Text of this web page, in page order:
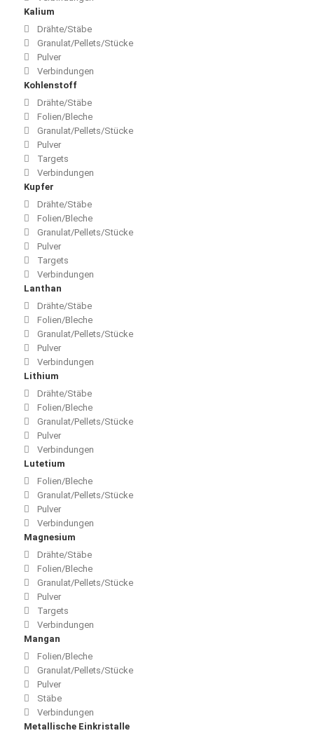
Kalium
Drähte/Stäbe
Granulat/Pellets/Stücke
Pulver
Verbindungen
Kohlenstoff
Drähte/Stäbe
Folien/Bleche
Granulat/Pellets/Stücke
Pulver
Targets
Verbindungen
Kupfer
Drähte/Stäbe
Folien/Bleche
Granulat/Pellets/Stücke
Pulver
Targets
Verbindungen
Lanthan
Drähte/Stäbe
Folien/Bleche
Granulat/Pellets/Stücke
Pulver
Verbindungen
Lithium
Drähte/Stäbe
Folien/Bleche
Granulat/Pellets/Stücke
Pulver
Verbindungen
Lutetium
Folien/Bleche
Granulat/Pellets/Stücke
Pulver
Verbindungen
Magnesium
Drähte/Stäbe
Folien/Bleche
Granulat/Pellets/Stücke
Pulver
Targets
Verbindungen
Mangan
Folien/Bleche
Granulat/Pellets/Stücke
Pulver
Stäbe
Verbindungen
Metallische Einkristalle